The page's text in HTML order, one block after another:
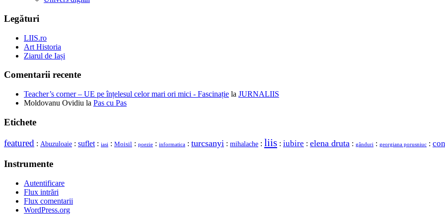
Legături
LIIS.ro
Art Historia
Ziarul de Iași
Comentarii recente
Teacher’s corner – UE pe înțelesul celor mari ori mici - Fascinație la JURNALIIS
Moldovanu Ovidiu la Pas cu Pas
Etichete
featured : Abuzuloaie : suflet : iasi : Moisil : poezie : informatica : turcsanyi : mihalache : liis : iubire : elena druta : gânduri : georgiana porusniuc :
Instrumente
Autentificare
Flux intrări
Flux comentarii
WordPress.org